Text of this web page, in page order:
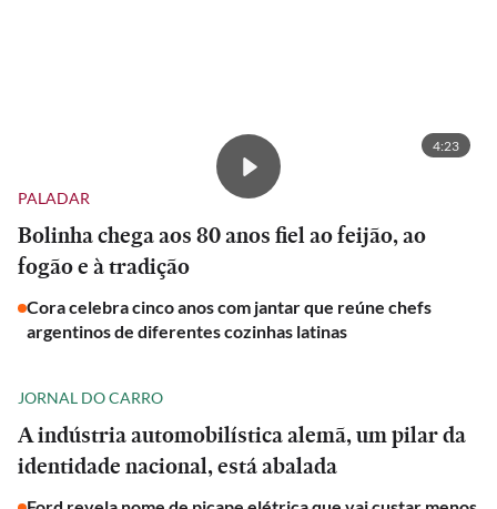
4:23
PALADAR
Bolinha chega aos 80 anos fiel ao feijão, ao
fogão e à tradição
Cora celebra cinco anos com jantar que reúne chefs
argentinos de diferentes cozinhas latinas
JORNAL DO CARRO
A indústria automobilística alemã, um pilar da
identidade nacional, está abalada